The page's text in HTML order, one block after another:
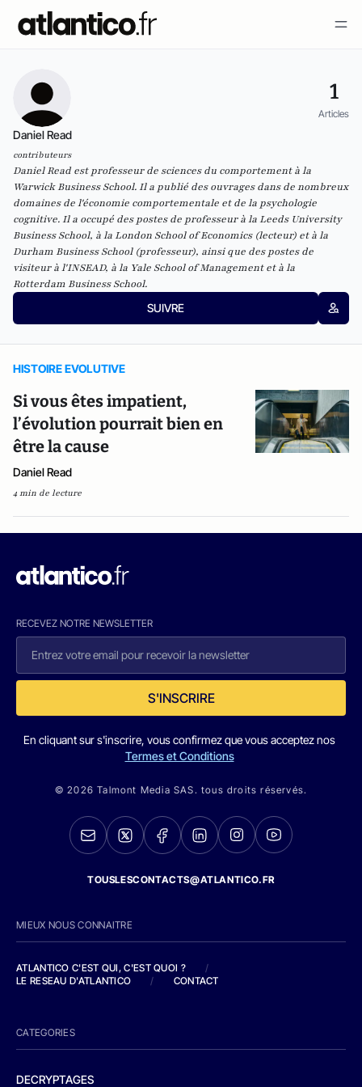
1
Articles
Daniel Read
contributeurs
Daniel Read est professeur de sciences du comportement à la
Warwick Business School. Il a publié des ouvrages dans de nombreux
domaines de l'économie comportementale et de la psychologie
cognitive. Il a occupé des postes de professeur à la Leeds University
Business School, à la London School of Economics (lecteur) et à la
Durham Business School (professeur), ainsi que des postes de
visiteur à l'INSEAD, à la Yale School of Management et à la
Rotterdam Business School.
SUIVRE
HISTOIRE EVOLUTIVE
Si vous êtes impatient,
l’évolution pourrait bien en
être la cause
Daniel Read
4 min de lecture
RECEVEZ NOTRE NEWSLETTER
S'INSCRIRE
En cliquant sur s'inscrire, vous confirmez que vous acceptez nos
Termes et Conditions
© 2026 Talmont Media SAS. tous droits réservés.
TOUSLESCONTACTS@ATLANTICO.FR
MIEUX NOUS CONNAITRE
ATLANTICO C'EST QUI, C'EST QUOI ?
/
LE RESEAU D'ATLANTICO
/ CONTACT
CATEGORIES
DECRYPTAGES